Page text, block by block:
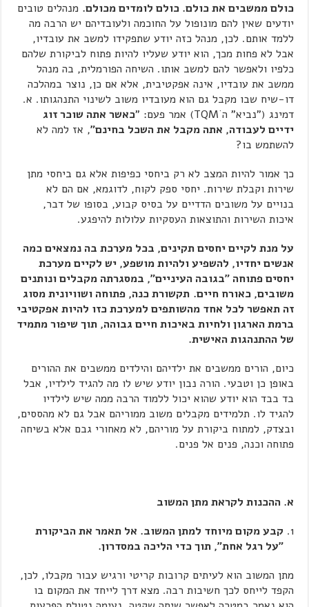
כולם ממשבים את כולם. כולם לומדים מכולם. מנהלים טובים
יודעים שאין להם מונופול על החוכמה ולעובדיהם יש הרבה מה
ללמד אותם. לכן, מנהל כזה יודע שתפקידו למשב את עובדיו,
אבל לא פחות מכך, הוא יודע שעליו להיות פתוח לביקורת שלהם
כלפיו ולאפשר להם למשב אותו. השיחה הפורמלית, בה מנהל
ממשב את עובדיו, אינה אפקטיבית, אלא אם כן, נוצר במהלכה
דו-שיח שבו מקבל גם הוא מעובדיו משוב לשינוי התנהגותו. א.
דמינג ("נביא" ה TQMׂ) אמר פעם: "
כאשר אתה שוכר זוג
ידיים לעבודה, אתה מקבל את השכל בחינם", אז למה לא
להשתמש בו?
כך אמור להיות המצב לא רק ביחסי כפיפות אלא גם ביחסי מתן
שירות וקבלת שירות. יחסי ספק לקוח, לדוגמא, אם הם לא
בנויים על משובים הדדיים על בסיס קבוע, בסופו של דבר,
איכות השירות והתוצאות העסקיות עלולות להיפגע.
על מנת לקיים יחסים תקינים, בכל מערכת בה נמצאים כמה
אנשים יחדיו, להשפיע ולהיות מושפע, יש לקיים מערכת
יחסים פתוחה "בגובה העיניים", במסגרתה מקבלים ונותנים
משובים, כאורח חיים. תקשורת כנה, פתוחה ושוויונית מסוג
זה תאפשר לכל אחד מהשותפים למערכת כזו להיות אפקטיבי
ברמת הארגון ולחיות באיכות חיים גבוהה, תוך שיפור מתמיד
של ההתנהגות האישית.
כיום, הורים ממשבים את ילדיהם והילדים ממשבים את ההורים
באופן כן וטבעי. הורה נבון יודע שיש לו מה להגיד לילדיו, אבל
בד בבד הוא יודע שהוא יכול ללמוד הרבה ממה שיש לילדיו
להגיד לו. תלמידים מקבלים משוב ממוריהם אבל גם לא מהססים,
ובצדק, למתוח ביקורת על מוריהם, לא מאחורי גבם אלא בשיחה
פתוחה וכנה, פנים אל פנים.
א. ההכנות לקראת מתן המשוב
קבע מקום מיוחד למתן המשוב. אל תאמר את הביקורת
"על רגל אחת", תוך כדי הליכה במסדרון.
מתן המשוב הוא לעיתים קרובות קריטי ורגיש עבור מקבלו, לכן,
הקפד לייחס לכך חשיבות רבה. מצא דרך לייחד את המקום בו